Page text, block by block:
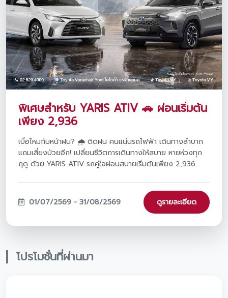
พิเศษสำหรับ YARIS ATIV 🚗 ผ่อนเริ่มต้น
เพียง 2,936
เบื่อไหมกับหน้าฝน? 🌧️ ติดฝน คนแน่นรถไฟฟ้า เดินทางลำบาก
แถมเสี่ยงป่วยอีก! เปลี่ยนชีวิตการเดินทางให้สบาย หายห่วงทุก
ฤดู ด้วย YARIS ATIV รถคู่ใจผ่อนสบายเริ่มต้นเพียง 2,936
01/07/2569 - 31/08/2569
ดูรายละเอียด
โปรโมชั่นที่ผ่านมา